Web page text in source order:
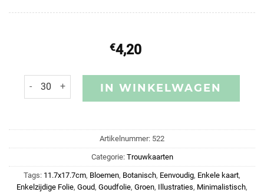
€4,20
IN WINKELWAGEN
Artikelnummer: 522
Categorie: Trouwkaarten
Tags: 11.7x17.7cm, Bloemen, Botanisch, Eenvoudig, Enkele kaart,
Enkelzijdige Folie, Goud, Goudfolie, Groen, Illustraties, Minimalistisch,